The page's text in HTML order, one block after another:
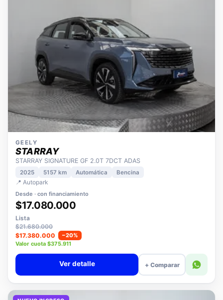
GEELY
STARRAY
STARRAY SIGNATURE GF 2.0T 7DCT ADAS
2025 5157 km
📍 Autopark
Desde · con financiamiento
$17.080.000
Lista
$21.680.000
$17.380.000
−20%
Valor cuota $375.911
+ Comparar